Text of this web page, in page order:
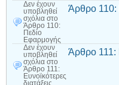
Δεν έχουν
υποβληθεί
σχόλια στο
Άρθρο 110:
Πεδίο
Εφαρμογής
Άρθρο 110:
Δεν έχουν
υποβληθεί
σχόλια στο
Άρθρο 111:
Ευνοϊκότερες
διατάξεις
Άρθρο 111: